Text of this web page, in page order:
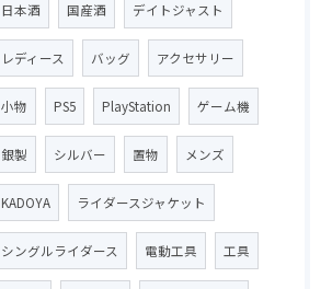
日本酒 国産酒 デイトジャスト
レディース バッグ アクセサリー
小物 PS5 PlayStation ゲーム機
銀製 シルバー 置物 メンズ
KADOYA ライダースジャケット
シングルライダース 電動工具 工具